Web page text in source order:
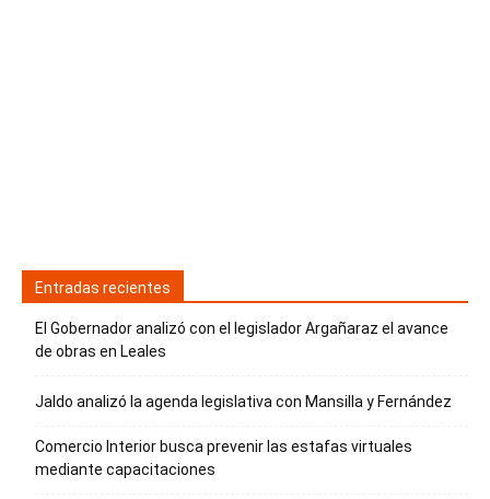
Entradas recientes
El Gobernador analizó con el legislador Argañaraz el avance
de obras en Leales
Jaldo analizó la agenda legislativa con Mansilla y Fernández
Comercio Interior busca prevenir las estafas virtuales
mediante capacitaciones